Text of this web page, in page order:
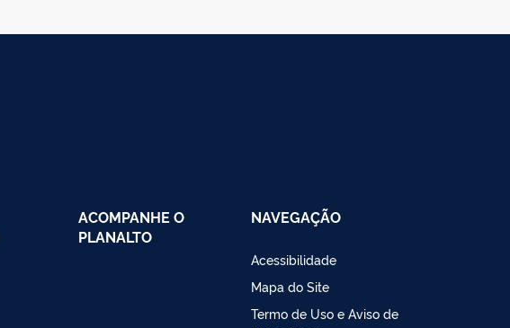
ACOMPANHE O
PLANALTO
NAVEGAÇÃO
Acessibilidade
Mapa do Site
Termo de Uso e Aviso de